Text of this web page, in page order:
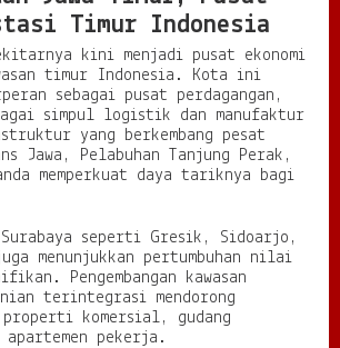
Timur Indonesia
kini menjadi pusat ekonomi
timur Indonesia. Kota ini
sebagai pusat perdagangan,
simpul logistik dan manufaktur
yang berkembang pesat
Jawa, Pelabuhan Tanjung Perak,
memperkuat daya tariknya bagi
seperti Gresik, Sidoarjo,
menunjukkan pertumbuhan nilai
Pengembangan kawasan
terintegrasi mendorong
properti komersial, gudang
pekerja.